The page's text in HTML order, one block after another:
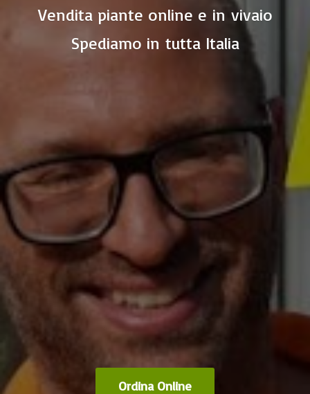
Vendita piante online e in vivaio
Spediamo in tutta Italia
Ordina Online